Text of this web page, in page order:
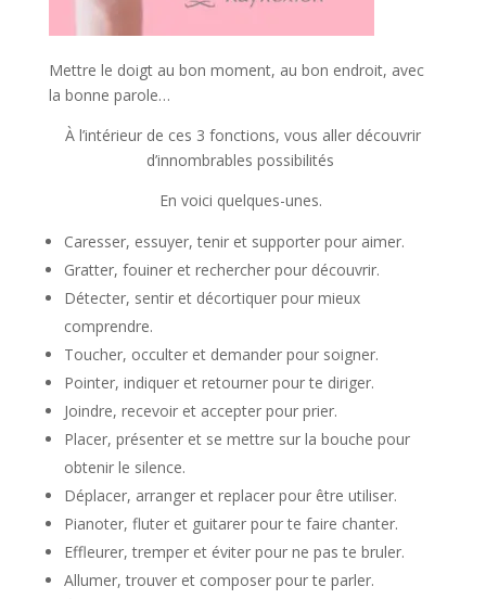
Mettre le doigt au bon moment, au bon endroit, avec
la bonne parole…
À l’intérieur de ces 3 fonctions, vous aller découvrir
d’innombrables possibilités
En voici quelques-unes.
Caresser, essuyer, tenir et supporter pour aimer.
Gratter, fouiner et rechercher pour découvrir.
Détecter, sentir et décortiquer pour mieux
comprendre.
Toucher, occulter et demander pour soigner.
Pointer, indiquer et retourner pour te diriger.
Joindre, recevoir et accepter pour prier.
Placer, présenter et se mettre sur la bouche pour
obtenir le silence.
Déplacer, arranger et replacer pour être utiliser.
Pianoter, fluter et guitarer pour te faire chanter.
Effleurer, tremper et éviter pour ne pas te bruler.
Allumer, trouver et composer pour te parler.